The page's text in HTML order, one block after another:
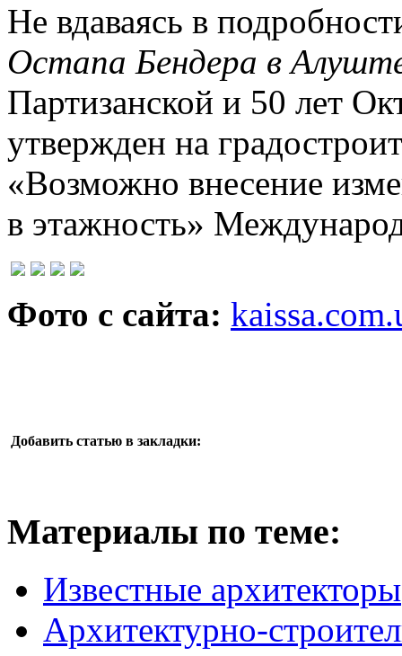
Не вдаваясь в
Остапа Бендера в
Партизанской и 50 лет
утвержден на
«Возможно внесение
в этажность»
Фото с сайта:
Добавить статью в закладки:
Материалы по теме:
Известные архитекторы
Архитектурно-